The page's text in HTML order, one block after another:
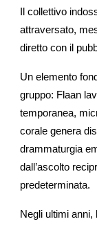
Il collettivo
attraversato,
diretto con il
Un elemento
gruppo: Flaan
temporanea,
corale genera
drammaturgia
dall’ascolto
predeterminata.
Negli ultimi